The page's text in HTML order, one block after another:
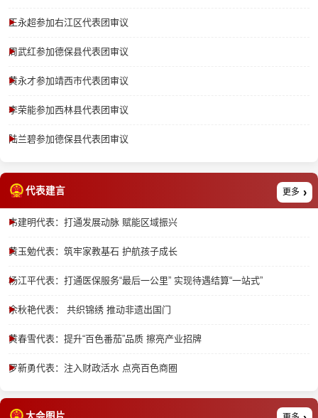
王永超参加右江区代表团审议
周武红参加德保县代表团审议
黄永才参加靖西市代表团审议
李荣能参加西林县代表团审议
陆兰碧参加德保县代表团审议
代表建言 更多
韦建明代表：打通发展动脉 赋能区域振兴
黄玉勉代表：筑牢家教基石 护航孩子成长
杨江平代表：打通医保服务“最后一公里” 实现待遇结算“一站式”
佘秋艳代表： 共织锦绣 推动非遗出国门
黄春雪代表：提升“百色番茄”品质 擦亮产业招牌
罗新勇代表：注入财政活水 点亮百色商圈